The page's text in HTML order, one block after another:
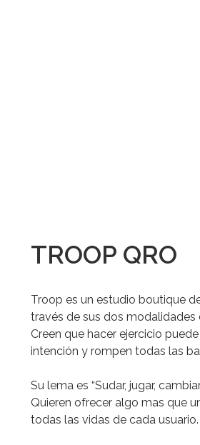
TROOP QRO
Troop es un estudio boutique
través de sus dos modalidades
Creen que hacer ejercicio
intención y rompen todas las
Su lema es “Sudar, jugar,
Quieren ofrecer algo mas que
todas las vidas de cada usuario.